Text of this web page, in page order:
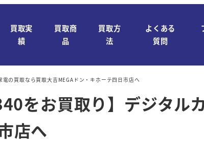
買取実
績
買取商
品
買取方
法
よくある
質問
の買取なら買取大吉MEGAドン・キホーテ四日市店へ
をお買取り】デジタル
店へ